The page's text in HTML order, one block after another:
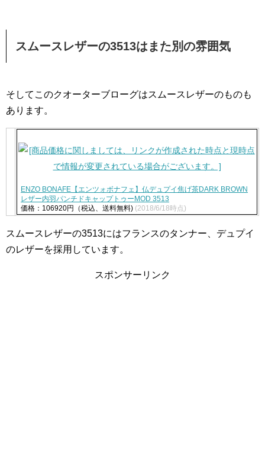
スムースレザーの3513はまた別の雰囲気
そしてこのクオーターブローグはスムースレザーのものも
あります。
ENZO BONAFE【エンツォボナフェ】仏デュプイ焦げ茶DARK BROWN
レザー内羽パンチドキャップトゥーMOD 3513
価格：106920円（税込、送料無料) (2018/6/18時点)
スムースレザーの3513にはフランスのタンナー、デュプイ
のレザーを採用しています。
スポンサーリンク